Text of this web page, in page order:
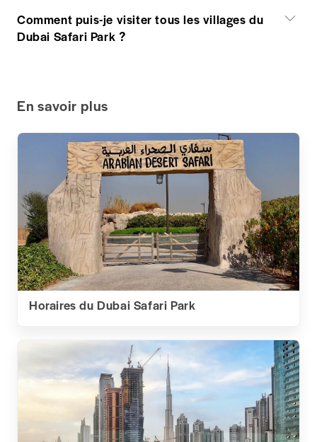
Comment puis-je visiter tous les villages du
Dubai Safari Park ?
En savoir plus
Horaires du Dubai Safari Park